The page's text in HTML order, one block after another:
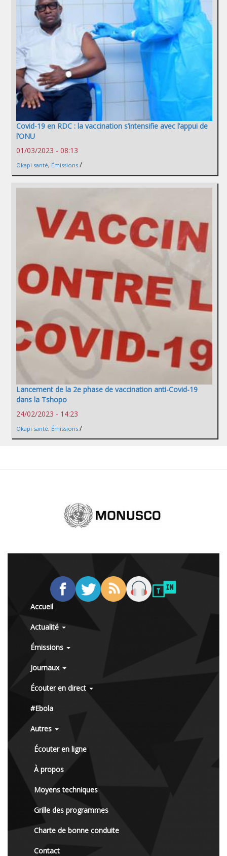
Covid-19 en RDC : la vaccination s’intensifie avec l’appui de
l’ONU
01/03/2023 - 08:13
Okapi santé, Émissions /
Lancement de la 2e phase de vaccination anti-Covid-19
dans la Tshopo
24/02/2023 - 14:23
Okapi santé, Émissions /
Accueil
Actualité
Émissions
Journaux
Écouter en direct
#Ebola
Autres
Écouter en ligne
À propos
Moyens techniques
Grille des programmes
Charte de bonne conduite
Contact